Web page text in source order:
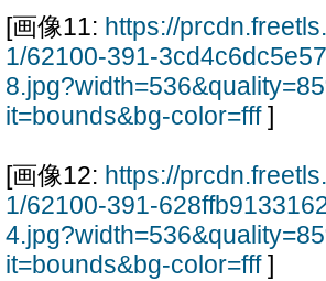
[画像11: https://
1/62100-391-
it=bounds&bg-color=fff]
[画像12: https://
1/62100-391-
it=bounds&bg-color=fff]